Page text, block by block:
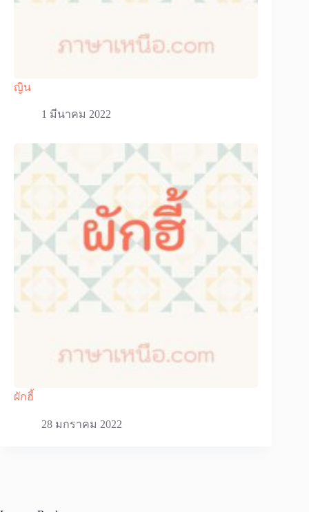
ญิน
1 มีนาคม 2022
ผักฮี้
28 มกราคม 2022